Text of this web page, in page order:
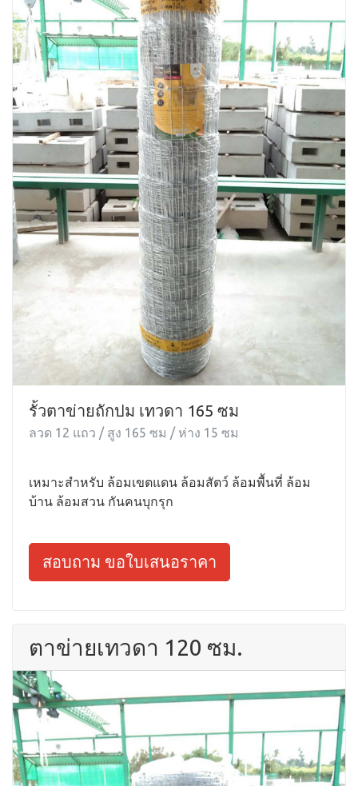
รั้วตาข่ายถักปม เทวดา 165 ซม
ลวด 12 แถว / สูง 165 ซม / ห่าง 15 ซม
เหมาะสำหรับ ล้อมเขตแดน ล้อมสัตว์ ล้อมพื้นที่ ล้อม
บ้าน ล้อมสวน กันคนบุกรุก
สอบถาม ขอใบเสนอราคา
ตาข่ายเทวดา 120 ซม.